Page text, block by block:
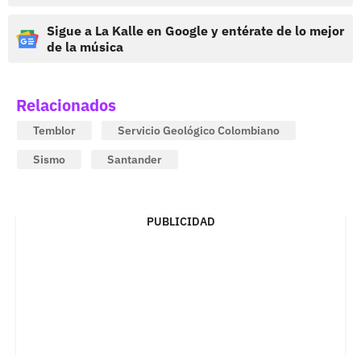
Sigue a La Kalle en Google y entérate de lo mejor
de la música
Relacionados
Temblor
Servicio Geológico Colombiano
Sismo
Santander
PUBLICIDAD